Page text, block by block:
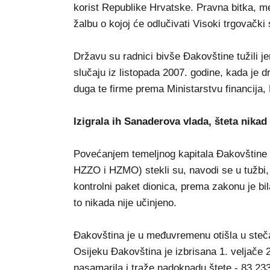
korist Republike Hrvatske. Pravna bitka,
žalbu o kojoj će odlučivati Visoki trgovački
Državu su radnici bivše Đakovštine tužili
slučaju iz listopada 2007. godine, kada je
duga te firme prema Ministarstvu financija,
Izigrala ih Sanaderova vlada, šteta
Povećanjem temeljnog kapitala
HZZO i HZMO) stekli su, navodi se u
kontrolni paket dionica, prema zakonu je
to nikada nije učinjeno.
Đakovština je u međuvremenu otišla u
Osijeku Đakovština je izbrisana 1. veljače